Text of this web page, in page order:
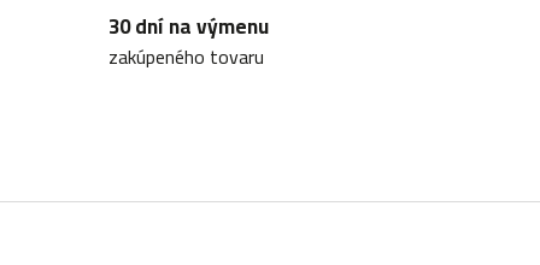
30 dní na výmenu
zakúpeného tovaru